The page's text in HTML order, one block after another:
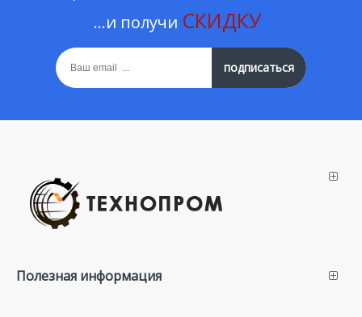
...и получи СКИДКУ
подписаться
Полезная информация